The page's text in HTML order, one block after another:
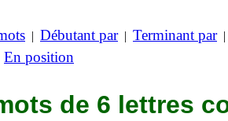
| Débutant par| Terminant par|
En position
de 6 lettres